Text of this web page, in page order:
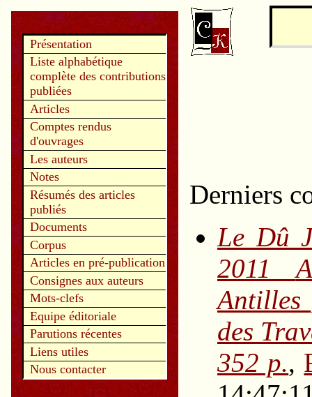
Présentation
Liste alphabétique
complète des contributions
publiées
Articles
Comptes rendus
d'ouvrages
Les auteurs
Notes
Résumés des articles
publiés
Documents
Corpus
Articles en pré-publication
Consignes aux auteurs
Mots-clefs
Equipe éditoriale
Parutions récentes
Liens utiles
Nous contacter
Derniers
Le Dû
2011
Antilles
des
352 p.,